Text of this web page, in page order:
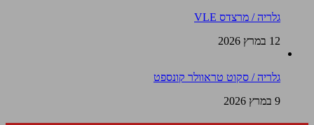
גלריה / מרצדס VLE
12 במרץ 2026
גלריה / סקוט טראוולר קונספט
9 במרץ 2026